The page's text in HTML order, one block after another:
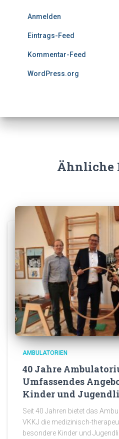
Anmelden
Eintrags-Feed
Kommentar-Feed
WordPress.org
Ähnliche
AMBULATORIEN
40 Jahre
Umfassendes
Kinder und
Seit 40 Jahren bietet das
VKKJ die medizinisch-
besondere Kinder und